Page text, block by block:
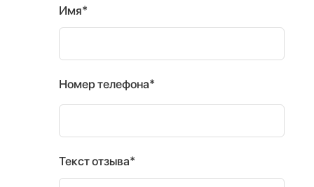
Имя*
Номер телефона*
Текст отзыва*